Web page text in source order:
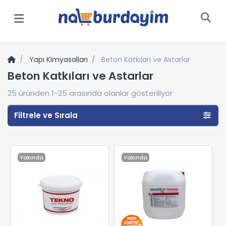
Menü
Yapı Kimyasalları Beton Katkıları ve Astarlar
Beton Katkıları ve Astarlar
25 üründen 1-25 arasında olanlar gösteriliyor
Filtrele ve Sırala
Yakında Yakında